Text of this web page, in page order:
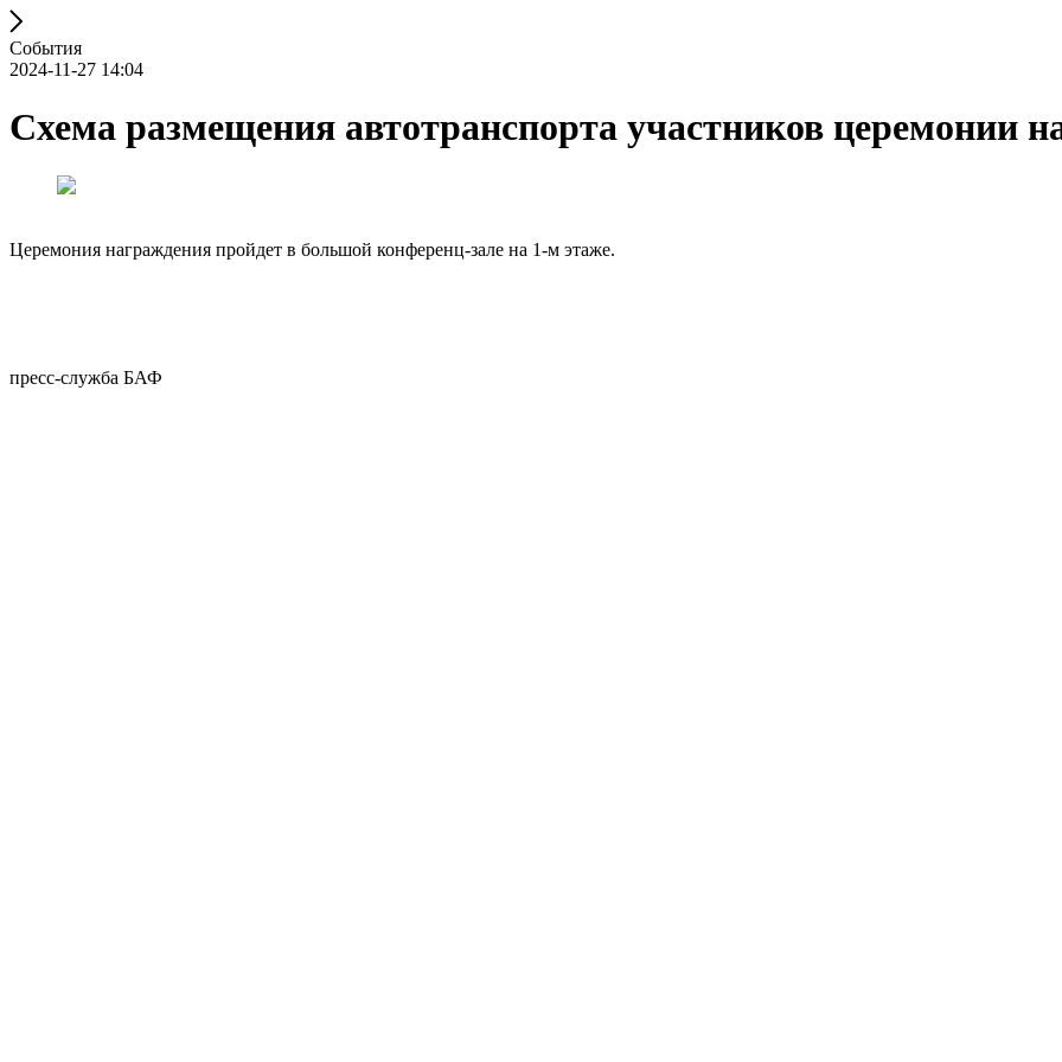
События
2024-11-27 14:04
Схема размещения автотранспорта участников церемонии
Церемония награждения пройдет в большой конференц-зале на 1-м этаже.
пресс-служба БАФ